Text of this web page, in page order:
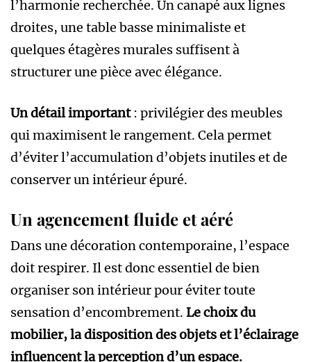
l’harmonie recherchée. Un canapé aux lignes
droites, une table basse minimaliste et
quelques étagères murales suffisent à
structurer une pièce avec élégance.
Un détail important: privilégier des meubles
qui maximisent le rangement. Cela permet
d’éviter l’accumulation d’objets inutiles et de
conserver un intérieur épuré.
Un agencement fluide et aéré
Dans une décoration contemporaine, l’espace
doit respirer. Il est donc essentiel de bien
organiser son intérieur pour éviter toute
sensation d’encombrement. Le choix du
mobilier, la disposition des objets et l’éclairage
influencent la perception d’un espace.